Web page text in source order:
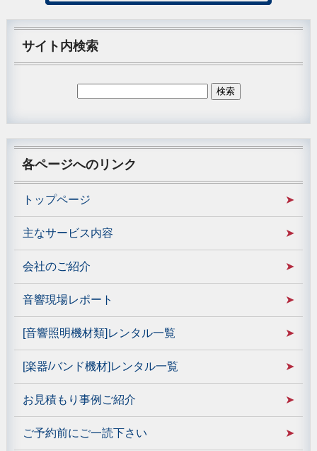
サイト内検索
各ページへのリンク
トップページ
主なサービス内容
会社のご紹介
音響現場レポート
[音響照明機材類]レンタル一覧
[楽器/バンド機材]レンタル一覧
お見積もり事例ご紹介
ご予約前にご一読下さい